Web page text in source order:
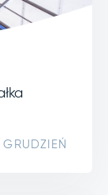
GRUDZIEŃ